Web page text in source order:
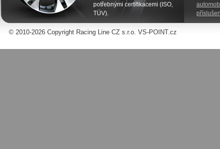
potřebnými certifikacemi (ISO,
TÜV).
© 2010-2026 Copyright Racing Line CZ s.r.o. VS-POINT.cz